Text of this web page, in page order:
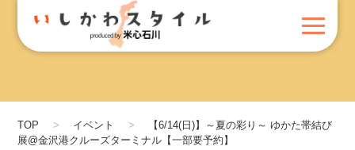
TOP イベント
【6/14(日)】～夏の彩り～ ゆかた帯結び
展@金沢港クルーズターミナル【一部要予約】